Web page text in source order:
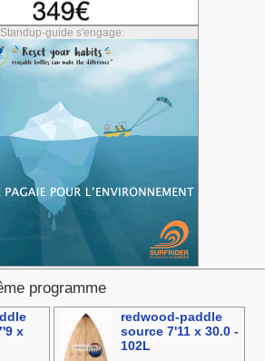
Standup-guide s'engage:
programme
x
redwood-paddle
source 7'11 x 30.0 -
102L